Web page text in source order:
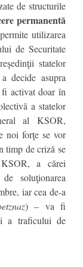
de structurile
permanentă
utilizarea
de Securitate
statelor
decide asupra
activat doar în
a statelor
al KSOR,
noi forţe se vor
timp de criză se
a cărei
soluţionarea
iar cea de-a
) – va fi
a traficului de